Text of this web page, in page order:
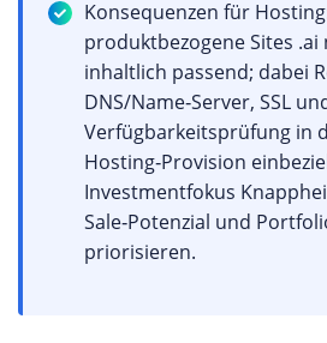
Konsequenzen für
produktbezogene Sites .ai
inhaltlich passend; dabei
DNS/Name‑Server, SSL
Verfügbarkeitsprüfung in
Hosting‑Provision
Investmentfokus
Sale‑Potenzial und
priorisieren.